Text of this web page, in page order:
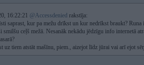
16:22:21 @Accessdenied rakstīja:
saprast, kur pa mežu drīkst un kur nedrīkst braukt? Runa
smilšu ceļš mežā. Nesanāk nekādu jēdzīgu info internetā
uz tiem atstāt mašīnu, piem., aizejot līdz jūrai vai arī ejot